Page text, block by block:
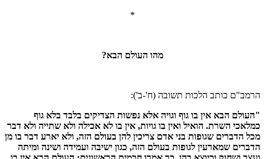
*
מהו העולם הבא?
הרמב"ם כותב הלכות תשובה (ח'-ב'):
"העולם הבא אין בו גוף וגויה אלא נפשות הצדיקים בלבד בלא גוף
כמלאכי השרת. הואיל ואין בו גויות, אין בו לא אכילה ולא שתייה ולא דבר
מכל הדברים שגופות בני אדם צריכין להן בעולם הזה, ולא יארע דבר בו מן
הדברים שמארעין לגופות בעולם הזה, כגון ישיבה ועמידה ושינה ומיתה